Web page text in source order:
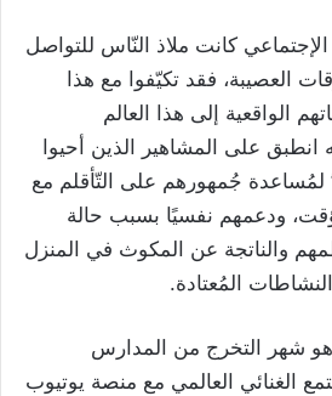
كانت ملاذ النّاس للتواصل
العصيبة، فقد تكيّفوا مع هذا
الواقعية إلى هذا العالم
انطبق على المشاهير الذين أحيوا
لمُساعدة جُمهورهم على التّأقلم مع
ودعمهم نفسيًا بسبب حالة
والناتجة عن المكوث في المنزل
المُعتادة.
شهر التخرج من المدارس
الغنائي العالمي مع منصة يوتيوب